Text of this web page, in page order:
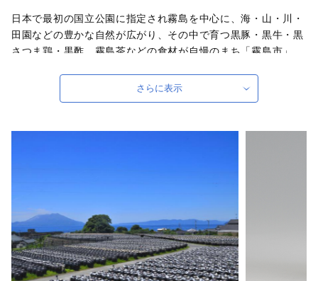
日本で最初の国立公園に指定され霧島を中心に、海・山・川・
田園などの豊かな自然が広がり、その中で育つ黒豚・黒牛・黒
さつま鶏・黒酢、霧島茶などの食材が自慢のまち「霧島市」。
坂本龍馬も霧島の温泉と大自然に癒されました。市内には人気
の宿が点在し、ニーズに合わせた宿を探せることも魅力の一つ
利用すると東京から約1時間55分、大阪からなら約1時間10分
外部サイトへ遷移します。
個人情報の保護は遷移先サイトの方針に従います。
さらに表示